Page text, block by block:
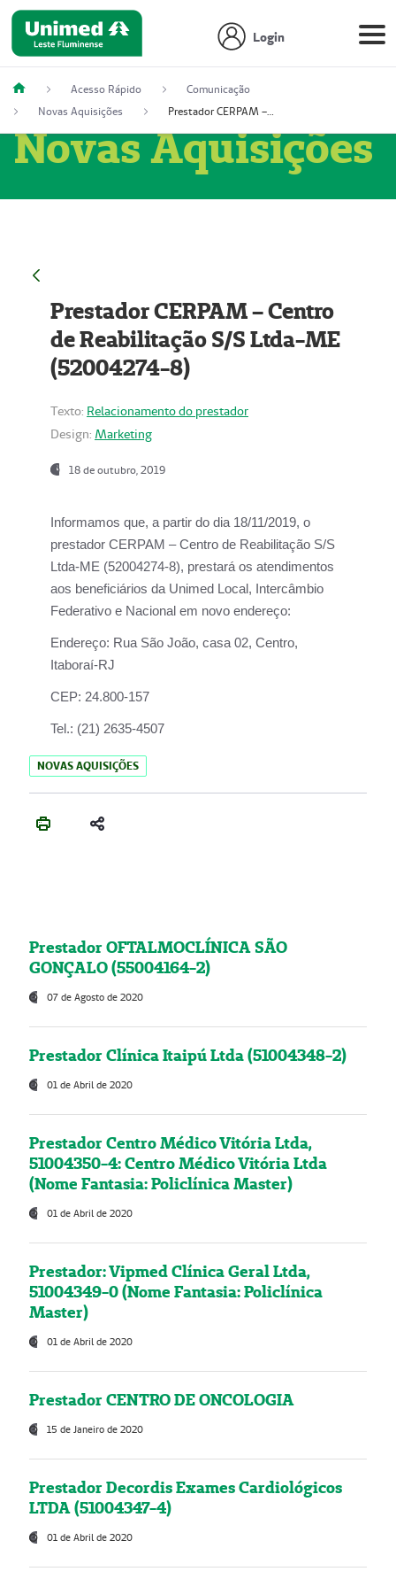
Login
Acesso Rápido
Comunicação
Novas Aquisições
Prestador CERPAM – Centro de Reabilitação S/S Ltda-ME (52004274-8)
Novas Aquisições
Prestador CERPAM – Centro
de Reabilitação S/S Ltda-ME
(52004274-8)
Texto: Relacionamento do prestador
Design: Marketing
18 de outubro, 2019
Informamos que, a partir do dia 18/11/2019, o
prestador CERPAM – Centro de Reabilitação S/S
Ltda-ME (52004274-8), prestará os atendimentos
aos beneficiários da Unimed Local, Intercâmbio
Federativo e Nacional em novo endereço:
Endereço: Rua São João, casa 02, Centro,
Itaboraí-RJ
CEP: 24.800-157
Tel.: (21) 2635-4507
NOVAS AQUISIÇÕES
Prestador OFTALMOCLÍNICA SÃO
GONÇALO (55004164-2)
07 de Agosto de 2020
Prestador Clínica Itaipú Ltda (51004348-2)
01 de Abril de 2020
Prestador Centro Médico Vitória Ltda,
51004350-4: Centro Médico Vitória Ltda
(Nome Fantasia: Policlínica Master)
01 de Abril de 2020
Prestador: Vipmed Clínica Geral Ltda,
51004349-0 (Nome Fantasia: Policlínica
Master)
01 de Abril de 2020
Prestador CENTRO DE ONCOLOGIA
15 de Janeiro de 2020
Prestador Decordis Exames Cardiológicos
LTDA (51004347-4)
01 de Abril de 2020